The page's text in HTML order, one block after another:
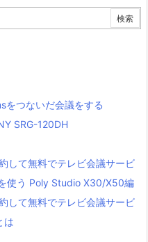
をつないだ会議をする
SRG-120DH
して無料でテレビ会議サービ
使う Poly Studio X30/X50編
して無料でテレビ会議サービ
は